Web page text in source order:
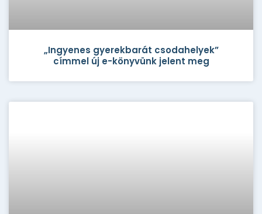
„Ingyenes gyerekbarát csodahelyek”
címmel új e-könyvünk jelent meg